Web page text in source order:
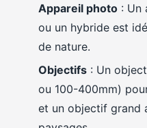
Appareil photo : Un
ou un hybride est
de nature.
Objectifs : Un
ou 100-400mm)
et un objectif grand